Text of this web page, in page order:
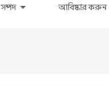
সম্পদ আবিষ্কার করুন